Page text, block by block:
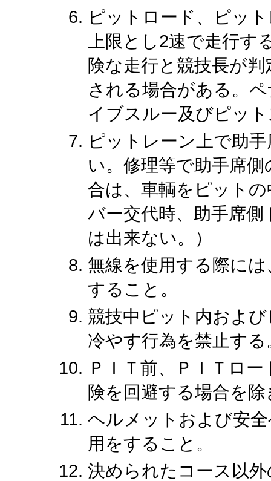
ピットロード、ピッ
上限とし2速で走行
険な走行と競技長が
される場合がある。
イブスルー及びピッ
ピットレーン上で助
い。修理等で助手席
合は、車輌をピット
バー交代時、助手席
は出来ない。）
無線を使用する際に
すること。
競技中ピット内およ
冷やす行為を禁止する
ＰＩＴ前、ＰＩＴロ
険を回避する場合を
ヘルメットおよび安
用をすること。
決められたコース以